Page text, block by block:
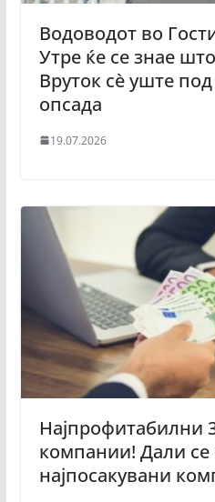
Водоводот во
Утре ќе се знае
Вруток сѐ уште
опсада
19.07.2026
Најпрофитабилни
компании! Дали се
најпосакувани